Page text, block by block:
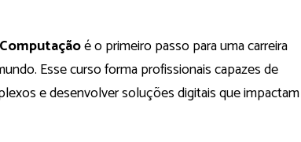
é o primeiro passo para uma carreira
Esse curso forma profissionais capazes de
e desenvolver soluções digitais que impactam